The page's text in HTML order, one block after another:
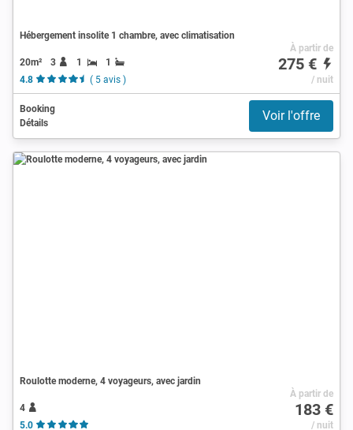
Hébergement insolite 1 chambre, avec climatisation
20m² 3 1
1
4.8
( 5 avis )
À partir de
275 €
/ nuit
Booking
Détails
Voir l'offre
Roulotte moderne, 4 voyageurs, avec jardin
4
5.0
À partir de
183 €
/ nuit